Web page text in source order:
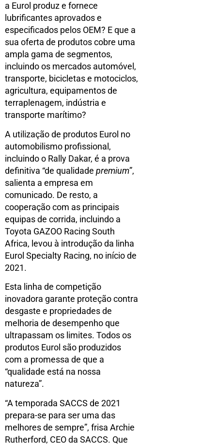
a Eurol produz e fornece
lubrificantes aprovados e
especificados pelos OEM? E que a
sua oferta de produtos cobre uma
ampla gama de segmentos,
incluindo os mercados automóvel,
transporte, bicicletas e motociclos,
agricultura, equipamentos de
terraplenagem, indústria e
transporte marítimo?
A utilização de produtos Eurol no
automobilismo profissional,
incluindo o Rally Dakar, é a prova
definitiva “de qualidade premium”,
salienta a empresa em
comunicado. De resto, a
cooperação com as principais
equipas de corrida, incluindo a
Toyota GAZOO Racing South
Africa, levou à introdução da linha
Eurol Specialty Racing, no início de
2021.
Esta linha de competição
inovadora garante proteção contra
desgaste e propriedades de
melhoria de desempenho que
ultrapassam os limites. Todos os
produtos Eurol são produzidos
com a promessa de que a
“qualidade está na nossa
natureza”.
“A temporada SACCS de 2021
prepara-se para ser uma das
melhores de sempre”, frisa Archie
Rutherford, CEO da SACCS. Que